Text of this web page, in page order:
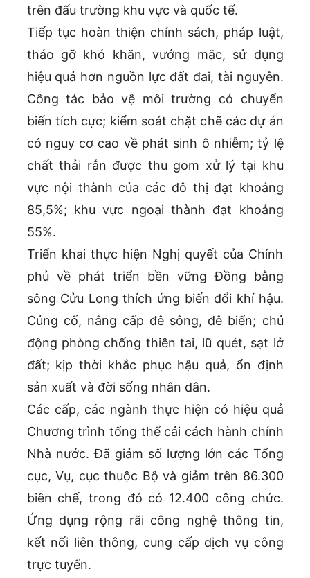
trên đấu trường khu vực và quốc tế.
Tiếp tục hoàn thiện chính sách, pháp luật,
tháo gỡ khó khăn, vướng mắc, sử dụng
hiệu quả hơn nguồn lực đất đai, tài nguyên.
Công tác bảo vệ môi trường có chuyển
biến tích cực; kiểm soát chặt chẽ các dự án
có nguy cơ cao về phát sinh ô nhiễm; tỷ lệ
chất thải rắn được thu gom xử lý tại khu
vực nội thành của các đô thị đạt khoảng
85,5%; khu vực ngoại thành đạt khoảng
55%.
Triển khai thực hiện Nghị quyết của Chính
phủ về phát triển bền vững Đồng bằng
sông Cửu Long thích ứng biến đổi khí hậu.
Củng cố, nâng cấp đê sông, đê biển; chủ
động phòng chống thiên tai, lũ quét, sạt lở
đất; kịp thời khắc phục hậu quả, ổn định
sản xuất và đời sống nhân dân.
Các cấp, các ngành thực hiện có hiệu quả
Chương trình tổng thể cải cách hành chính
Nhà nước. Đã giảm số lượng lớn các Tổng
cục, Vụ, cục thuộc Bộ và giảm trên 86.300
biên chế, trong đó có 12.400 công chức.
Ứng dụng rộng rãi công nghệ thông tin,
kết nối liên thông, cung cấp dịch vụ công
trực tuyến.